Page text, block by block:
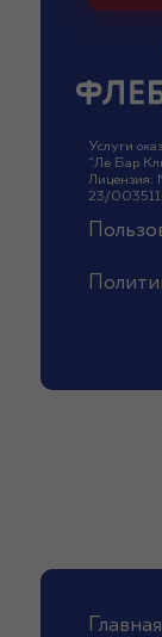
Услуги
"Ле Бар
Лицензия:
23/
Главная